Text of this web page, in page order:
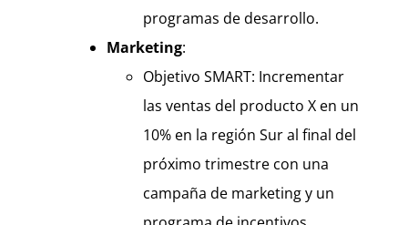
programas de desarrollo.
Marketing:
Objetivo SMART: Incrementar
las ventas del producto X en un
10% en la región Sur al final del
próximo trimestre con una
campaña de marketing y un